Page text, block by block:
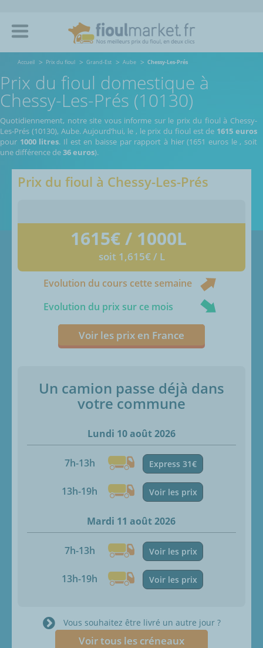
Accueil Prix du fioul Grand-Est Aube Chessy-Les-Prés
Prix du fioul domestique à
Chessy-Les-Prés (10130)
Quotidiennement, notre site vous informe sur le prix du fioul à Chessy-
Les-Prés (10130), Aube.Aujourd’hui, le , le prix du fioul est de 1615 euros
pour 1000 litres. Il est en baisse par rapport à hier (1651 euros le, soit
une différence de36 euros).
Prix du fioul à Chessy-Les-Prés
1615€ / 1000L
soit 1,615€ / L
Evolution du cours cette semaine
Evolution du prix sur ce mois
Voir les prix en France
Un camion passe déjà dans
votre commune
Lundi 10 août 2026
7h-13h Express 31€
13h-19h Voir les prix
Mardi 11 août 2026
7h-13h Voir les prix
13h-19h Voir les prix
Vous souhaitez être livré un autre jour ?
Voir tous les créneaux